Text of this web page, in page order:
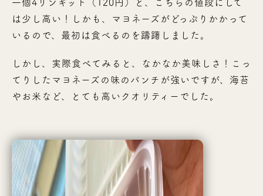
一個4リンギット（120円）と、こちらの値段にして
は少し高い！しかも、マヨネーズがどっぷりかかって
いるので、最初は食べるのを躊躇しました。
しかし、実際食べてみると、なかなか美味しさ！こっ
てりしたマヨネーズの味のパンチが強いですが、海苔
やお米など、とても高いクオリティーでした。